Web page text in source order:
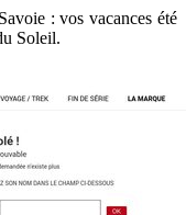
: vos vacances été
Soleil.